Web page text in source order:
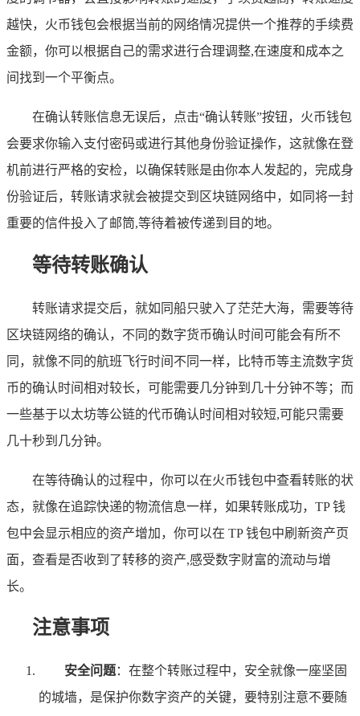
越快，火币钱包会根据当前的网络情况提供一个推荐的手续费
金额，你可以根据自己的需求进行合理调整,在速度和成本之
间找到一个平衡点。
在确认转账信息无误后，点击“确认转账”按钮，火币钱包
会要求你输入支付密码或进行其他身份验证操作，这就像在登
机前进行严格的安检，以确保转账是由你本人发起的，完成身
份验证后，转账请求就会被提交到区块链网络中，如同将一封
重要的信件投入了邮筒,等待着被传递到目的地。
等待转账确认
转账请求提交后，就如同船只驶入了茫茫大海，需要等待
区块链网络的确认，不同的数字货币确认时间可能会有所不
同，就像不同的航班飞行时间不同一样，比特币等主流数字货
币的确认时间相对较长，可能需要几分钟到几十分钟不等；而
一些基于以太坊等公链的代币确认时间相对较短,可能只需要
几十秒到几分钟。
在等待确认的过程中，你可以在火币钱包中查看转账的状
态，就像在追踪快递的物流信息一样，如果转账成功，TP 钱
包中会显示相应的资产增加，你可以在 TP 钱包中刷新资产页
面，查看是否收到了转移的资产,感受数字财富的流动与增
长。
注意事项
安全问题：在整个转账过程中，安全就像一座坚固
的城墙，是保护你数字资产的关键，要特别注意不要随